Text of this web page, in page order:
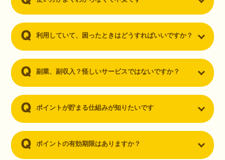
利用していて、困ったときはどうすればいいですか？
副業、副収入？怪しいサービスではないですか？
ポイントが貯まる仕組みが知りたいです
ポイントの有効期限はありますか？